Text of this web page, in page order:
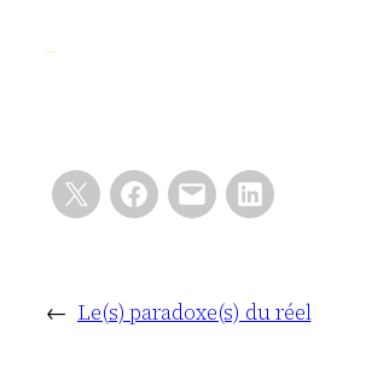
← Le(s) paradoxe(s) du réel